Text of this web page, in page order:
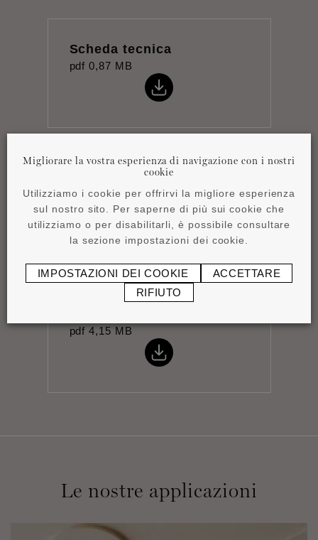
Scheda tecnica
pdf 0,87 MB
Istruzioni per
l'installazione
pdf 1,16 MB
pdf 4,15 MB
Le nostre applicazioni
Migliorare la vostra esperienza di navigazione con i nostri
cookie
Utilizziamo i cookie per offrirvi la migliore esperienza
sul nostro sito. Per saperne di più sui cookie che
utilizziamo o per disabilitarli, è possibile consultare
la sezione impostazioni dei cookie.
IMPOSTAZIONI DEI COOKIE
ACCETTARE
RIFIUTO